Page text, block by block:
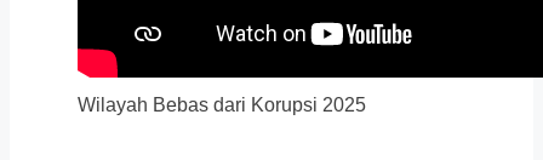
Wilayah Bebas dari Korupsi 2025